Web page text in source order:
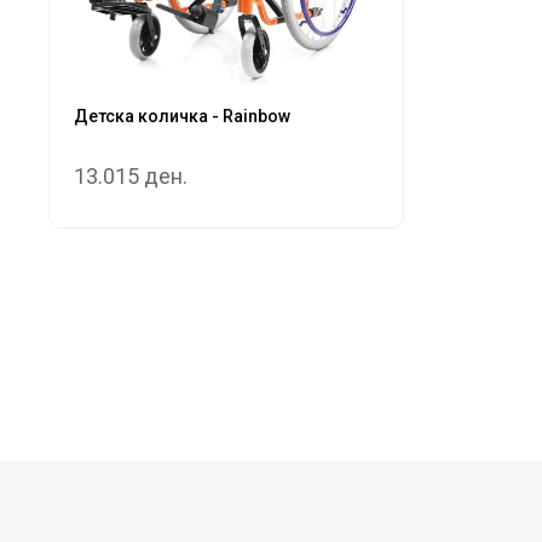
Детска количка - Rainbow
13.015 ден.